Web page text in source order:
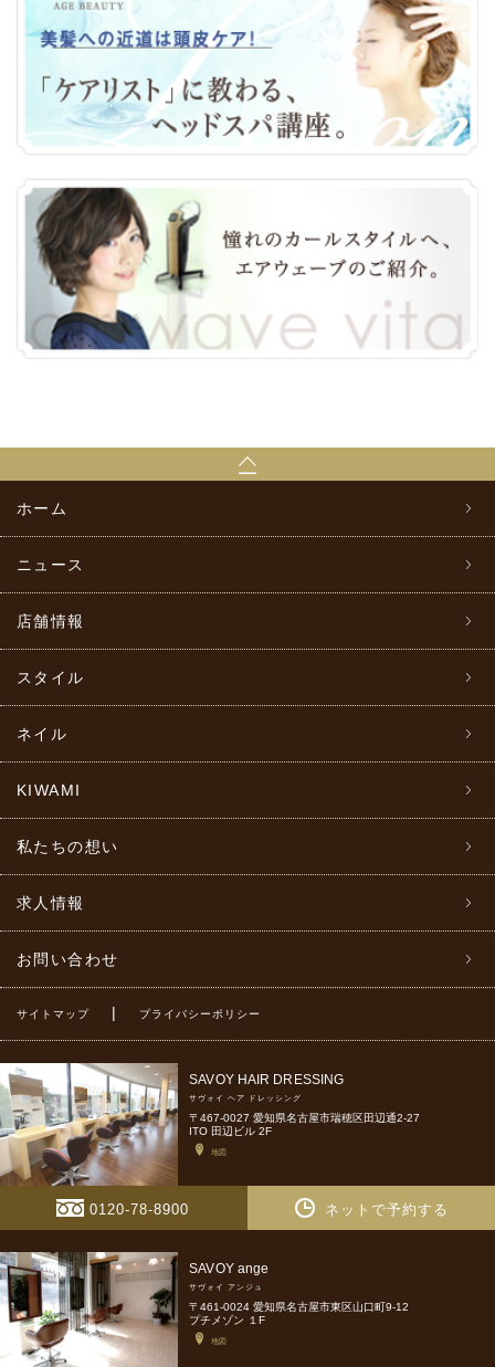
ホーム
ニュース
店舗情報
スタイル
ネイル
KIWAMI
私たちの想い
求人情報
お問い合わせ
サイトマップ | プライバシーポリシー
SAVOY HAIR DRESSING
サヴォイ ヘア ドレッシング
〒467-0027 愛知県名古屋市瑞穂区田辺通2-27
ITO 田辺ビル 2F
地図
0120-78-8900 ネットで予約する
SAVOY ange
サヴォイ アンジュ
〒461-0024 愛知県名古屋市東区山口町9-12
プチメゾン １F
地図